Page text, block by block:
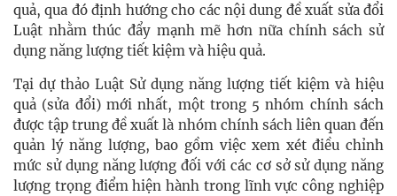
quả, qua đó định hướng cho các nội dung đề xuất sửa đổi
Luật nhằm thúc đẩy mạnh mẽ hơn nữa chính sách sử
dụng năng lượng tiết kiệm và hiệu quả.
Tại dự thảo Luật Sử dụng năng lượng tiết kiệm và hiệu
quả (sửa đổi) mới nhất, một trong 5 nhóm chính sách
được tập trung đề xuất là nhóm chính sách liên quan đến
quản lý năng lượng, bao gồm việc xem xét điều chỉnh
mức sử dụng năng lượng đối với các cơ sở sử dụng năng
lượng trọng điểm hiện hành trong lĩnh vực công nghiệp